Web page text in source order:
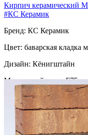
Кирпич керамический
#КС Керамик
Бренд: КС Керамик
Цвет: баварская кладка
Дизайн: Кёнигштайн
Морозостойкость: F75
Марка прочности: М 150
Поверхность: ручная
Пустотность: